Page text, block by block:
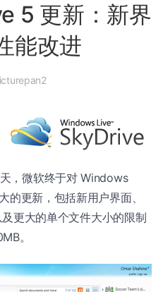
5 更新：新界
能改进
，微软终于对 Windows
更新，包括新用户界面、
更大的单个文件大小的限制
。